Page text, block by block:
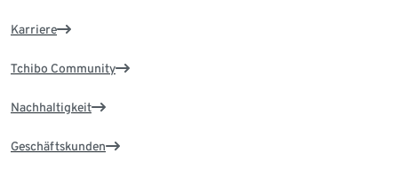
Karriere
Tchibo Community
Nachhaltigkeit
Geschäftskunden